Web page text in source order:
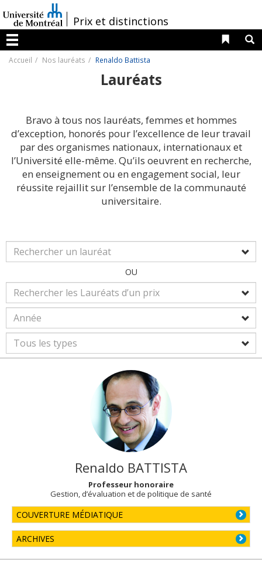
au
contenu
/Prix et distinctions
Menu
Liens
Accueil Nos lauréats Renaldo Battista
Lauréats
Bravo à tous nos lauréats, femmes et hommes
d’exception, honorés pour l’excellence de leur travail
par des organismes nationaux, internationaux et
l’Université elle-même. Qu’ils oeuvrent en recherche,
en enseignement ou en engagement social, leur
réussite rejaillit sur l’ensemble de la communauté
universitaire.
OU
Renaldo BATTISTA
Professeur honoraire
Gestion, d’évaluation et de politique de santé
COUVERTURE MÉDIATIQUE
ARCHIVES